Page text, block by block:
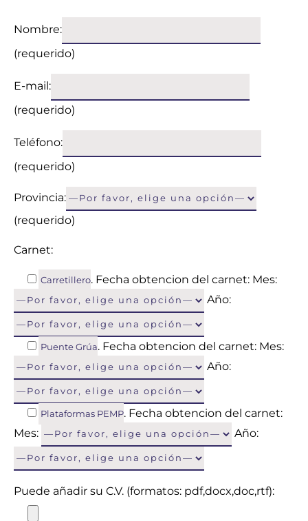
Nombre:
(requerido)
E-mail:
(requerido)
Teléfono:
(requerido)
Provincia:
(requerido)
Carnet:
Carretillero. Fecha obtencion del carnet: Mes:
Año:
Puente Grúa. Fecha obtencion del carnet: Mes:
Año:
Plataformas PEMP. Fecha obtencion del carnet:
Mes:
Año:
Puede añadir su C.V. (formatos: pdf,docx,doc,rtf):